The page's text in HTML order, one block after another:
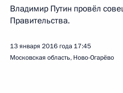
Владимир Путин провёл
Правительства.
13 января 2016 года 17:45
Московская область, Ново-Огарёво